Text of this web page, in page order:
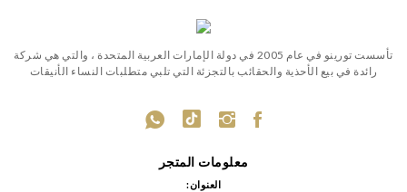
تأسست تورينو في عام 2005 في دولة الإمارات العربية المتحدة ، والتي هي شركة
رائدة في بيع الأحذية والحقائب بالتجزئة التي تلبي متطلبات النساء الأنيقات
معلومات المتجر
العنوان: